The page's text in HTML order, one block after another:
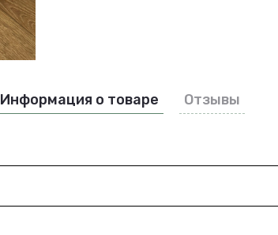
Информация о товаре Отзывы